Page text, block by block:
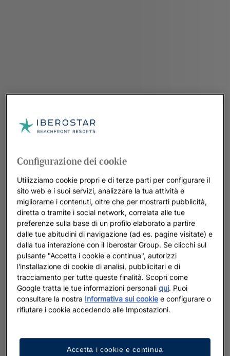
Configurazione dei cookie
Utilizziamo cookie propri e di terze parti per configurare il
sito web e i suoi servizi, analizzare la tua attività e
migliorarne i contenuti, oltre che per mostrarti pubblicità,
diretta o tramite i social network, correlata alle tue
preferenze sulla base di un profilo elaborato a partire
dalle tue abitudini di navigazione (ad es. pagine visitate) e
dalla tua interazione con il Iberostar Group. Se clicchi sul
pulsante "Accetta i cookie e continua", autorizzi
l'installazione di cookie di analisi, pubblicitari e di
tracciamento per tutte queste finalità. Scopri come
Google tratta le tue informazioni personaliqui. Puoi
consultare la nostra Informativa sui cookie e configurare o
rifiutare i cookie accedendo alle Impostazioni.
Accetta i cookie e continua